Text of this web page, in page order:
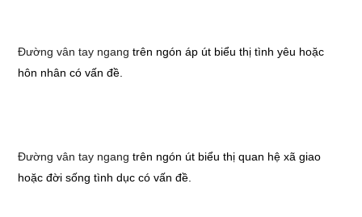
Đường vân tay ngang trên ngón áp út biểu thị tình yêu hoặc
hôn nhân có vấn đề.
Đường vân tay ngang trên ngón út biểu thị quan hệ xã giao
hoặc đời sống tình dục có vấn đề.